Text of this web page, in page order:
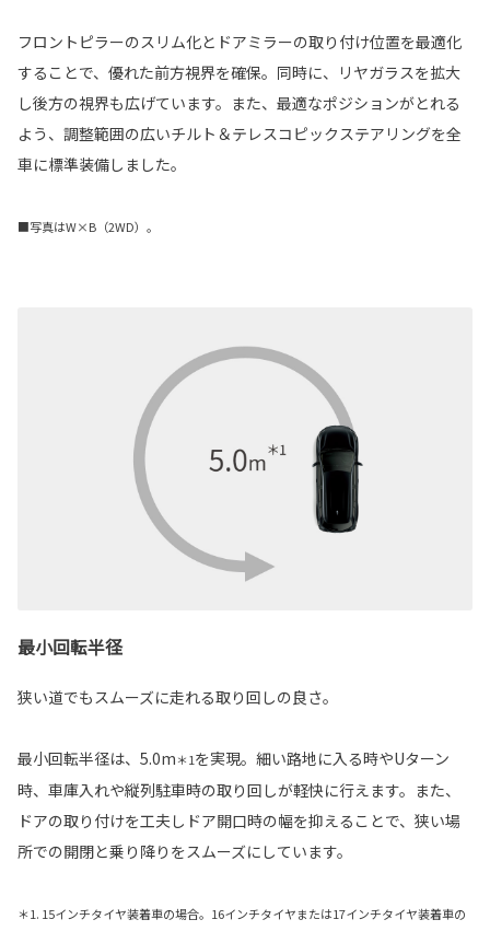
フロントピラーのスリム化とドアミラーの取り付け位置を最適化
することで、優れた前方視界を確保。同時に、リヤガラスを拡大
し後方の視界も広げています。また、最適なポジションがとれる
よう、調整範囲の広いチルト＆テレスコピックステアリングを全
車に標準装備しました。
■写真はW×B（2WD）。
最小回転半径
狭い道でもスムーズに走れる取り回しの良さ。
最小回転半径は、5.0m＊1を実現。細い路地に入る時やUターン
時、車庫入れや縦列駐車時の取り回しが軽快に行えます。また、
ドアの取り付けを工夫しドア開口時の幅を抑えることで、狭い場
所での開閉と乗り降りをスムーズにしています。
＊1. 15インチタイヤ装着車の場合。16インチタイヤまたは17インチタイヤ装着車の